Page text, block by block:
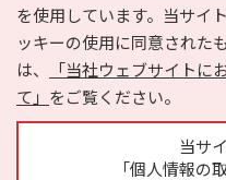
を使用しています。当サイ
ッキーの使用に同意された
は、
「当社ウェブサイト
て」 をご覧ください。
当サ
「個人情報の
Copyright ©